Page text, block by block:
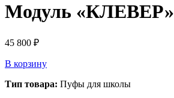
Модуль «КЛЕВЕР»
45 800 ₽
В корзину
Тип товара: Пуфы для школы